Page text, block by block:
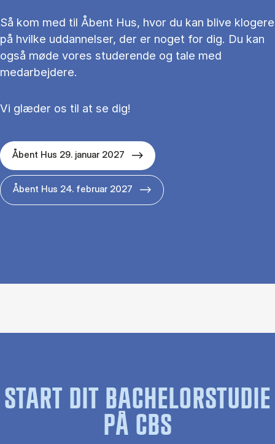
Så kom med til Åbent Hus, hvor du kan blive klogere
på hvilke uddannelser, der er noget for dig. Du kan
også møde vores studerende og tale med
medarbejdere.
Vi glæder os til at se dig!
Åbent Hus 29. januar 2027
Åbent Hus 24. februar 2027
START DIT BACHELORSTUDIE
PÅ CBS